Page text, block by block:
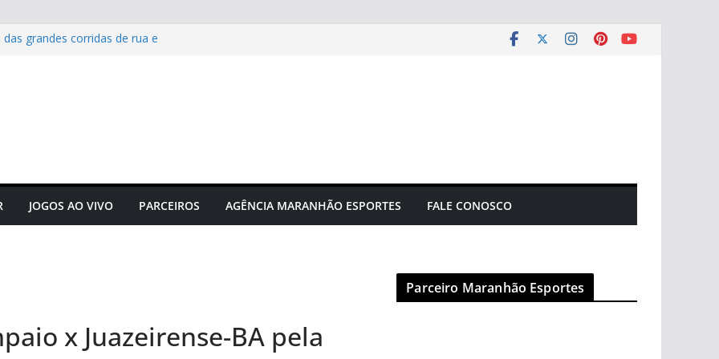
grandes corridas de rua e
sobre Assembleia
futebol maranhense
JOGOS AO VIVO PARCEIROS AGÊNCIA MARANHÃO ESPORTES FALE CONOSCO
x Juazeirense-BA pela
Parceiro Maranhão Esportes